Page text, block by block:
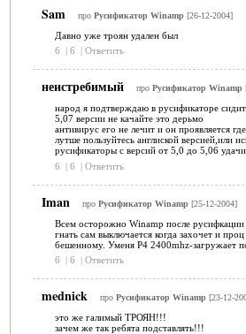
Sam про Русификатор Winamp [26-12-2004]
Давно уже троян удален был
6
| 6 | Ответить
неистребимый про Русификатор Winamp
народ я подтверждаю в русификаторе
5,07 версии не качайте это дерьмо
антивирус его не лечит и он проявляется
лутше пользуйтесь англиской версией,или
русификаторы с версий от 5,0 до 5,06
6
| 6 | Ответить
Iman про Русификатор Winamp [25-12-2004]
Всем осторожно Winamp после русифкации
гнать сам выключается когда захочет и
бешенному. Уменя P4 2400mhz-загружает
6
| 6 | Ответить
mednick про Русификатор Winamp [23-12-
это же галимый ТРОЯН!!!
зачем же так ребята подставлять!!!